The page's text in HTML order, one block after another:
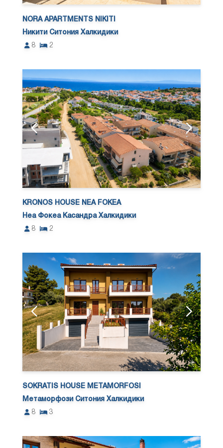
NORA APARTMENTS NIKITI
Никити Ситония Халкидики
8
2
KRONOS HOUSE NEA FOKEA
Неа Фокеа Касандра Халкидики
8
2
SOKRATIS HOUSE METAMORFOSI
Метаморфози Ситония Халкидики
8
3